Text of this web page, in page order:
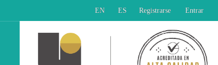
EN ES Registrarse Entrar